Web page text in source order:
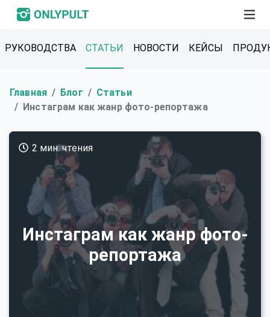
РУКОВОДСТВА СТАТЬИ НОВОСТИ КЕЙСЫ
Главная Блог
Статьи
Инстаграм как жанр фото-репортажа
Инстаграм как жанр фото-
репортажа
2 мин. чтения